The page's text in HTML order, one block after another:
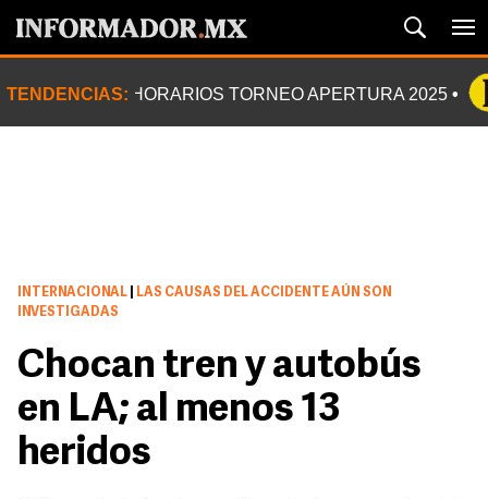
TENDENCIAS: HORARIOS TORNEO APERTURA 2025
INTERNACIONAL
LAS CAUSAS DEL ACCIDENTE AÚN SON
INVESTIGADAS
Chocan tren y autobús
en LA; al menos 13
heridos